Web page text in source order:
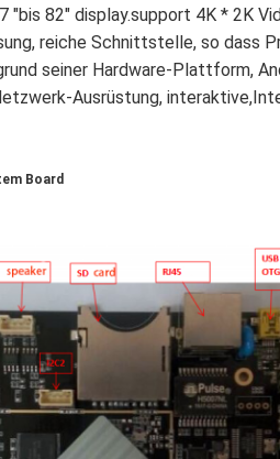
82" display.support 4K * 2K
reiche Schnittstelle, so dass
seiner Hardware-Plattform,
Ausrüstung,
Board